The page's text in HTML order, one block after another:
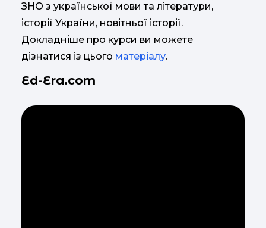
ЗНО з української мови та літератури,
історії України, новітньої історії.
Докладніше про курси ви можете
дізнатися із цього матеріалу.
Ed-Era.com